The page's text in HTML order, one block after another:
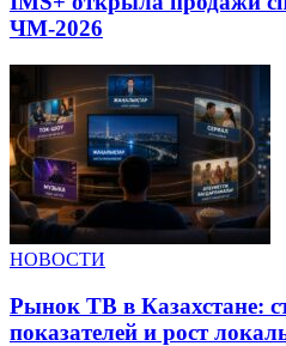
ЧМ-2026
НОВОСТИ
Рынок ТВ в Казахстане:
показателей и рост